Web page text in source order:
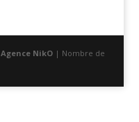
Agence NikO| Nombre de